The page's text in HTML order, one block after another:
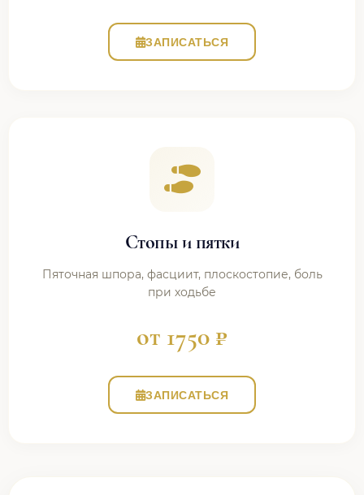
ЗАПИСАТЬСЯ
Стопы и пятки
Пяточная шпора, фасциит, плоскостопие, боль
при ходьбе
от 1750 ₽
ЗАПИСАТЬСЯ